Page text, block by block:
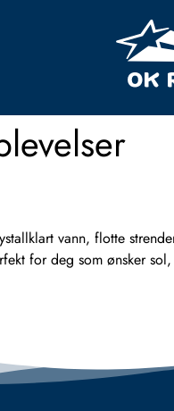
vann, flotte
for deg som ønsker